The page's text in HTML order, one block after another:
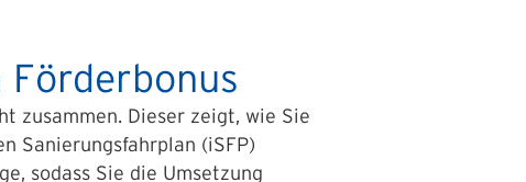
zusammen. Dieser zeigt, wie Sie
Sanierungsfahrplan (iSFP)
sodass Sie die Umsetzung